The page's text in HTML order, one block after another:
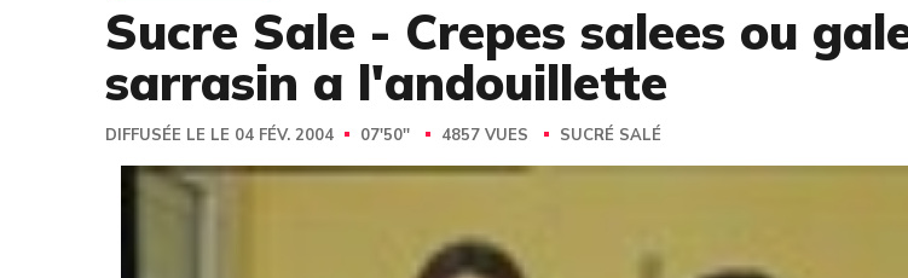
Sucre Sale - Crepes salees ou
sarrasin a l'andouillette
DIFFUSÉE LE LE 04 FÉV. 2004 07'50'' 4857 VUES SUCRÉ SALÉ